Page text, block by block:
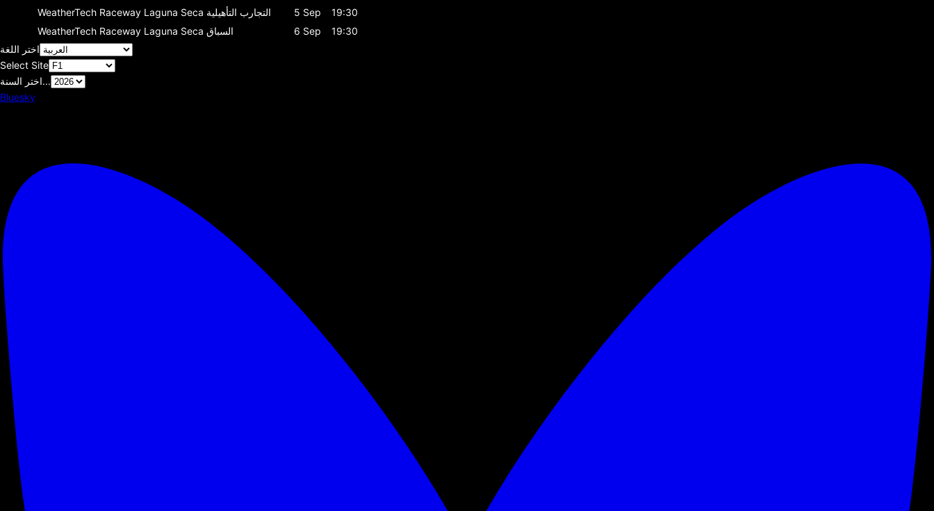
WeatherTech Raceway Laguna Seca التجارب التأهيلية 5 Sep
19:30
WeatherTech Raceway Laguna Seca السباق 6 Sep
19:30
اختر اللغة
Select Site
اختر السنة...
Bluesky